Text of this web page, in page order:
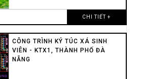
CHI TIẾT +
CÔNG TRÌNH KÝ TÚC XÁ SINH
VIÊN - KTX1, THÀNH PHỐ ĐÀ
NẴNG